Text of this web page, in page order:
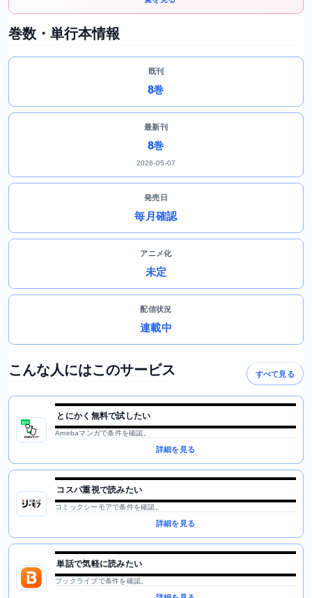
巻数・単行本情報
既刊
8巻
最新刊
8巻
2026-05-07
発売日
毎月確認
アニメ化
未定
配信状況
連載中
こんな人にはこのサービス すべて見る
とにかく無料で試したい
Amebaマンガで条件を確認。
詳細を見る
コスパ重視で読みたい
コミックシーモアで条件を確認。
詳細を見る
単話で気軽に読みたい
ブックライブで条件を確認。